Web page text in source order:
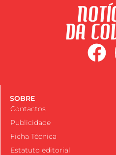
SOBRE
Contactos
Publicidade
Ficha Técnica
Estatuto editorial